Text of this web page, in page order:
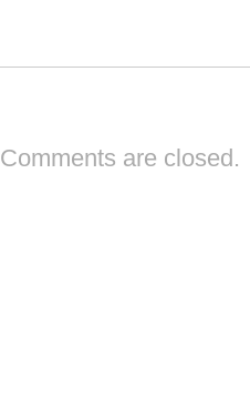
Comments are closed.